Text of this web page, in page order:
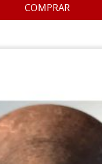
COMPRAR